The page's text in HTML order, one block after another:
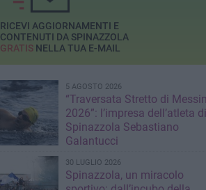
RICEVI AGGIORNAMENTI E
CONTENUTI DA SPINAZZOLA
GRATISNELLA TUA E-MAIL
5 AGOSTO 2026
“Traversata Stretto di
2026”: l’impresa dell’atleta di
Spinazzola Sebastiano
Galantucci
30 LUGLIO 2026
Spinazzola, un miracolo